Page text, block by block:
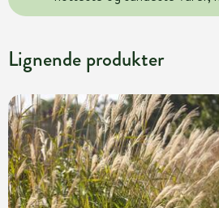
Lignende produkter